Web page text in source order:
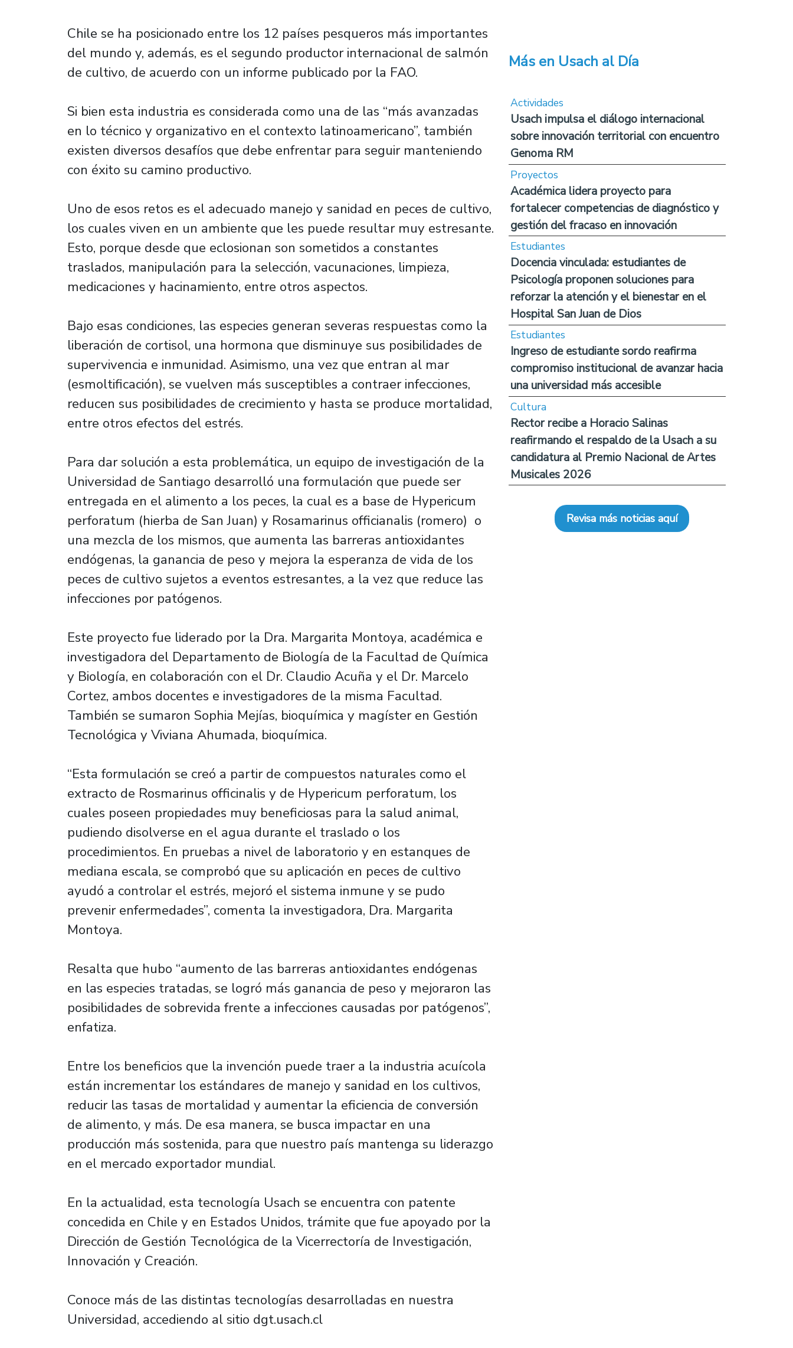
Chile se ha posicionado entre los 12 países pesqueros más importantes
del mundo y, además, es el segundo productor internacional de salmón
de cultivo, de acuerdo con un informe publicado por la FAO.
Si bien esta industria es considerada como una de las “más avanzadas
en lo técnico y organizativo en el contexto latinoamericano”, también
existen diversos desafíos que debe enfrentar para seguir manteniendo
con éxito su camino productivo.
Uno de esos retos es el adecuado manejo y sanidad en peces de cultivo,
los cuales viven en un ambiente que les puede resultar muy estresante.
Esto, porque desde que eclosionan son sometidos a constantes
traslados, manipulación para la selección, vacunaciones, limpieza,
medicaciones y hacinamiento, entre otros aspectos.
Bajo esas condiciones, las especies generan severas respuestas como la
liberación de cortisol, una hormona que disminuye sus posibilidades de
supervivencia e inmunidad. Asimismo, una vez que entran al mar
(esmoltificación), se vuelven más susceptibles a contraer infecciones,
reducen sus posibilidades de crecimiento y hasta se produce mortalidad,
entre otros efectos del estrés.
Para dar solución a esta problemática, un equipo de investigación de la
Universidad de Santiago desarrolló una formulación que puede ser
entregada en el alimento a los peces, la cual es a base de Hypericum
perforatum (hierba de San Juan) y Rosamarinus officianalis (romero) o
una mezcla de los mismos, que aumenta las barreras antioxidantes
endógenas, la ganancia de peso y mejora la esperanza de vida de los
peces de cultivo sujetos a eventos estresantes, a la vez que reduce las
infecciones por patógenos.
Este proyecto fue liderado por la Dra. Margarita Montoya, académica e
investigadora del Departamento de Biología de la Facultad de Química
y Biología, en colaboración con el Dr. Claudio Acuña y el Dr. Marcelo
Cortez, ambos docentes e investigadores de la misma Facultad.
También se sumaron Sophia Mejías, bioquímica y magíster en Gestión
Tecnológica y Viviana Ahumada, bioquímica.
“Esta formulación se creó a partir de compuestos naturales como el
extracto de Rosmarinus officinalis y de Hypericum perforatum, los
cuales poseen propiedades muy beneficiosas para la salud animal,
pudiendo disolverse en el agua durante el traslado o los
procedimientos. En pruebas a nivel de laboratorio y en estanques de
mediana escala, se comprobó que su aplicación en peces de cultivo
ayudó a controlar el estrés, mejoró el sistema inmune y se pudo
prevenir enfermedades”, comenta la investigadora, Dra. Margarita
Montoya.
Resalta que hubo “aumento de las barreras antioxidantes endógenas
en las especies tratadas, se logró más ganancia de peso y mejoraron las
posibilidades de sobrevida frente a infecciones causadas por patógenos”,
enfatiza.
Entre los beneficios que la invención puede traer a la industria acuícola
están incrementar los estándares de manejo y sanidad en los cultivos,
reducir las tasas de mortalidad y aumentar la eficiencia de conversión
de alimento, y más. De esa manera, se busca impactar en una
producción más sostenida, para que nuestro país mantenga su liderazgo
en el mercado exportador mundial.
En la actualidad, esta tecnología Usach se encuentra con patente
concedida en Chile y en Estados Unidos, trámite que fue apoyado por la
Dirección de Gestión Tecnológica de la Vicerrectoría de Investigación,
Innovación y Creación.
Conoce más de las distintas tecnologías desarrolladas en nuestra
Universidad, accediendo al sitio dgt.usach.cl
Más en Usach al Día
Actividades
Usach impulsa el diálogo internacional
sobre innovación territorial con encuentro
Genoma RM
Proyectos
Académica lidera proyecto para
fortalecer competencias de diagnóstico y
gestión del fracaso en innovación
Estudiantes
Docencia vinculada: estudiantes de
Psicología proponen soluciones para
reforzar la atención y el bienestar en el
Hospital San Juan de Dios
Estudiantes
Ingreso de estudiante sordo reafirma
compromiso institucional de avanzar hacia
una universidad más accesible
Cultura
Rector recibe a Horacio Salinas
reafirmando el respaldo de la Usach a su
candidatura al Premio Nacional de Artes
Musicales 2026
Revisa más noticias aquí